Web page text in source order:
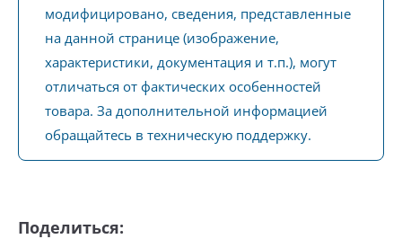
модифицировано, сведения, представленные
на данной странице (изображение,
характеристики, документация и т.п.), могут
отличаться от фактических особенностей
товара. За дополнительной информацией
обращайтесь в техническую поддержку.
Поделиться: